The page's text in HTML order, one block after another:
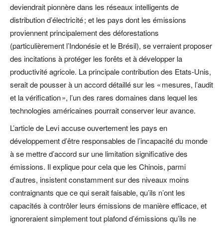
deviendrait pionnère dans les réseaux intelligents de
distribution d’électricité ; et les pays dont les émissions
proviennent principalement des déforestations
(particulièrement l’Indonésie et le Brésil), se verraient proposer
des incitations à protéger les forêts et à développer la
productivité agricole. La principale contribution des Etats-Unis,
serait de pousser à un accord détaillé sur les « mesures, l’audit
et la vérification », l’un des rares domaines dans lequel les
technologies américaines pourrait conserver leur avance.
L’article de Levi accuse ouvertement les pays en
développement d’être responsables de l’incapacité du monde
à se mettre d’accord sur une limitation significative des
émissions. Il explique pour cela que les Chinois, parmi
d’autres, insistent constamment sur des niveaux moins
contraignants que ce qui serait faisable, qu’ils n’ont les
capacités à contrôler leurs émissions de manière efficace, et
ignoreraient simplement tout plafond d’émissions qu’ils ne